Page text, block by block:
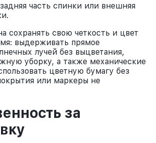
часть спинки или внешняя
сохранять свою четкость и цвет
выдерживать прямое
лучей без выцветания,
уборку, а также механические
цветную бумагу без
или маркеры не
за